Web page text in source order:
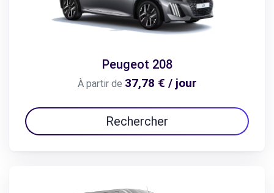
Peugeot 208
À partir de 37,78 € / jour
Rechercher